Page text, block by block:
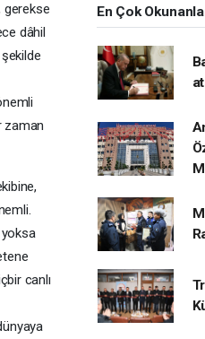
gerekse
dâhil
şekilde
zaman
yoksa
canlı
En Çok